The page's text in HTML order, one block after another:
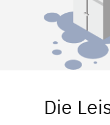
Die